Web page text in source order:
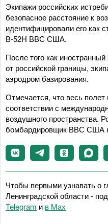
Экипажи российских
безопасное расстояние к
идентифицировали его как
В-52Н ВВС США.
После того как
от российской границы,
аэродром базирования.
Отмечается, что весь
соответствии с
воздушного пространства.
бомбардировщик ВВС США
Чтобы первыми узнавать о
Ленинградской области -
Telegram и в Maх